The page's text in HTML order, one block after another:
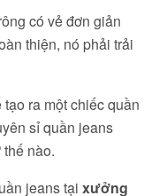
có vẻ đơn giản
thiện, nó phải trải
ra một chiếc quần
sỉ quần jeans
nào.
jeans tại xưởng